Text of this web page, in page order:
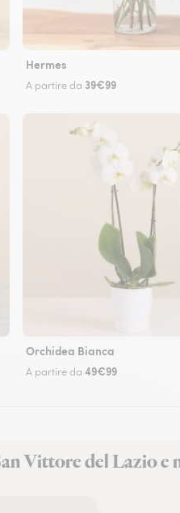
Hermes
A partire da 39€99
Orchidea Bianca
A partire da 49€99
Vittore del Lazio e